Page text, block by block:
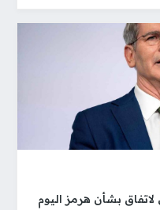
لاتفاق بشأن هرمز اليوم